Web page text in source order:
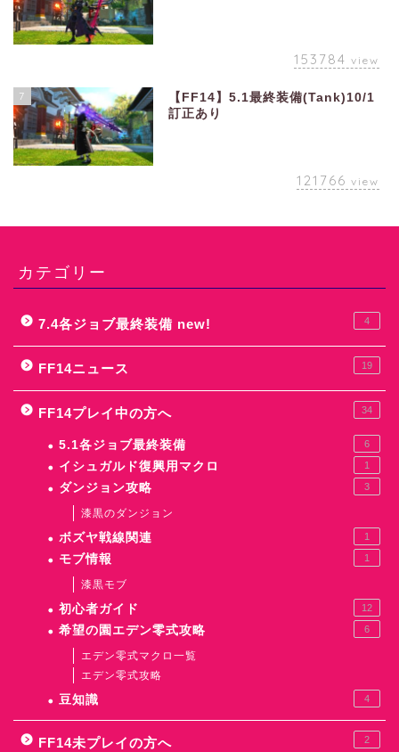
153784 view
7
【FF14】5.1最終装備(Tank)10/1
訂正あり
121766 view
カテゴリー
7.4各ジョブ最終装備 new! 4
FF14ニュース 19
FF14プレイ中の方へ 34
5.1各ジョブ最終装備 6
イシュガルド復興用マクロ 1
ダンジョン攻略 3
漆黒のダンジョン
ボズヤ戦線関連 1
モブ情報 1
漆黒モブ
初心者ガイド 12
希望の園エデン零式攻略 6
エデン零式マクロ一覧
エデン零式攻略
豆知識 4
FF14未プレイの方へ 2